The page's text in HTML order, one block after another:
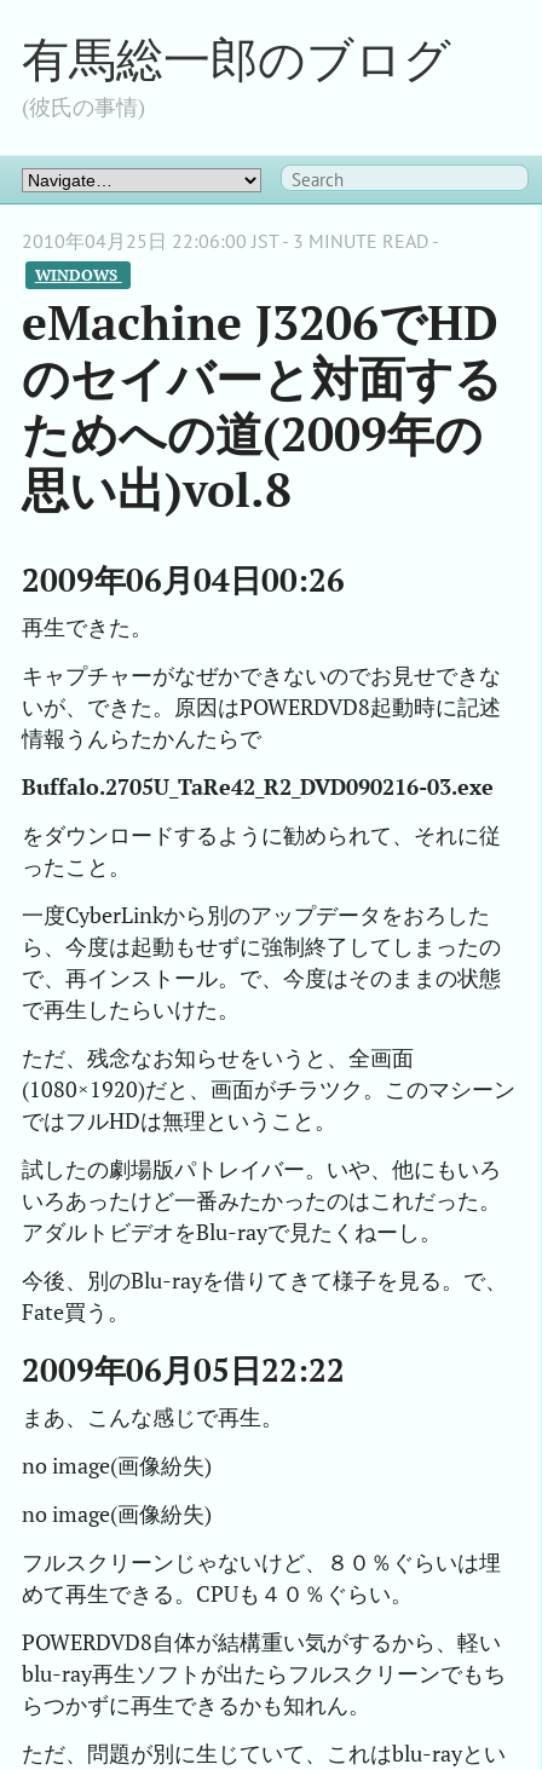
有馬総一郎のブログ
(彼氏の事情)
2010年04月25日 22:06:00 JST - 3 MINUTE READ -
WINDOWS
eMachine J3206でHD
のセイバーと対面する
ためへの道(2009年の
思い出)vol.8
2009年06月04日00:26
再生できた。
キャプチャーがなぜかできないのでお見せできな
いが、できた。原因はPOWERDVD8起動時に記述
情報うんらたかんたらで
Buffalo.2705U_TaRe42_R2_DVD090216-03.exe
をダウンロードするように勧められて、それに従
ったこと。
一度CyberLinkから別のアップデータをおろした
ら、今度は起動もせずに強制終了してしまったの
で、再インストール。で、今度はそのままの状態
で再生したらいけた。
ただ、残念なお知らせをいうと、全画面
(1080×1920)だと、画面がチラツク。このマシーン
ではフルHDは無理ということ。
試したの劇場版パトレイバー。いや、他にもいろ
いろあったけど一番みたかったのはこれだった。
アダルトビデオをBlu-rayで見たくねーし。
今後、別のBlu-rayを借りてきて様子を見る。で、
Fate買う。
2009年06月05日22:22
まあ、こんな感じで再生。
no image(画像紛失)
no image(画像紛失)
フルスクリーンじゃないけど、８０％ぐらいは埋
めて再生できる。CPUも４０％ぐらい。
POWERDVD8自体が結構重い気がするから、軽い
blu-ray再生ソフトが出たらフルスクリーンでもち
らつかずに再生できるかも知れん。
ただ、問題が別に生じていて、これはblu-rayとい